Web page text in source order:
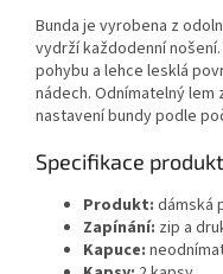
Bunda je vyrobena z
vydrží každodenní
pohybu a lehce lesklá
nádech. Odnímatelný lem
nastavení bundy podle
Specifikace
Produkt: dámská
Zapínání: zip a
Kapuce: